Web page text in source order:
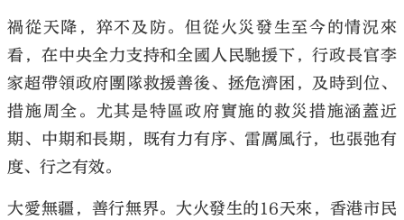
大公文匯
禍從天降，猝不及防。但從火災發生至今的情況來
看，在中央全力支持和全國人民馳援下，行政長官李
家超帶領政府團隊救援善後、拯危濟困，及時到位、
措施周全。尤其是特區政府實施的救災措施涵蓋近
期、中期和長期，既有力有序、雷厲風行，也張弛有
度、行之有效。
大愛無疆，善行無界。大火發生的16天來，香港市民